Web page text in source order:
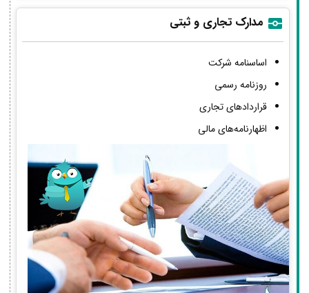
مدارک تجاری و ثبتی
اساسنامه شرکت
روزنامه رسمی
قراردادهای تجاری
اظهارنامه‌های مالی